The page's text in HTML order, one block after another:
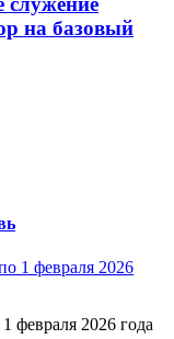
на базовый
февраля 2026 года